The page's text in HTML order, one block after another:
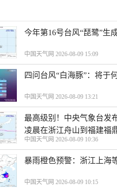
今年第16号台风“琵鹭”生
中国天气网 2026-08-09 15:09
四问台风“白海豚”：将于
中国天气网 2026-08-09 13:21
最高级别！中央气象台发
凌晨在浙江舟山到福建福
中国天气网 2026-08-09 10:36
暴雨橙色预警：浙江上海
中国天气网 2026-08-09 10:15